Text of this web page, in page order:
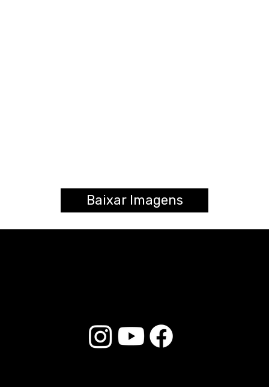
Baixar Imagens